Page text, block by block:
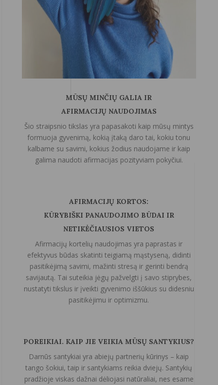
MŪSŲ MINČIŲ GALIA IR
AFIRMACIJŲ NAUDOJIMAS
Šio straipsnio tikslas yra papasakoti kaip mūsų mintys
formuoja gyvenimą, kokią įtaką daro tai, kokiu tonu
kalbame su savimi, kokius žodius naudojame ir kaip
galima naudoti afirmacijas pozityviam pokyčiui.
AFIRMACIJŲ KORTOS:
KŪRYBIŠKI PANAUDOJIMO BŪDAI IR
NETIKĖČIAUSIOS VIETOS
Afirmacijų kortelių naudojimas yra paprastas ir
efektyvus būdas skatinti teigiamą mąstyseną, didinti
pasitikėjimą savimi, mažinti stresą ir gerinti bendrą
savijautą. Tai suteikia jėgų pažvelgti į savo stiprybes,
nustatyti tikslus ir įveikti gyvenimo iššūkius su didesniu
pasitikėjimu ir optimizmu.
POREIKIAI. KAIP JIE VEIKIA MŪSŲ SANTYKIUS?
Darnūs santykiai yra abiejų partnerių kūrinys – kaip
tango šokiui, taip ir santykiams reikia dviejų. Santykių
pradžioje viskas dažnai dėliojasi natūraliai, nes esame